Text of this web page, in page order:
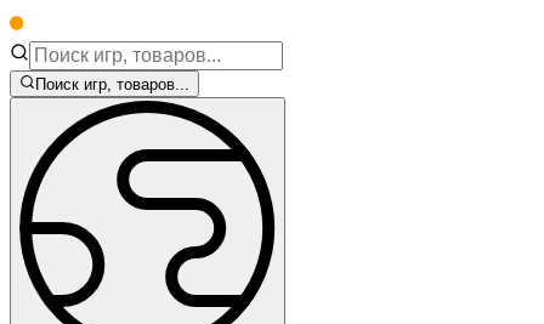
Поиск игр, товаров...